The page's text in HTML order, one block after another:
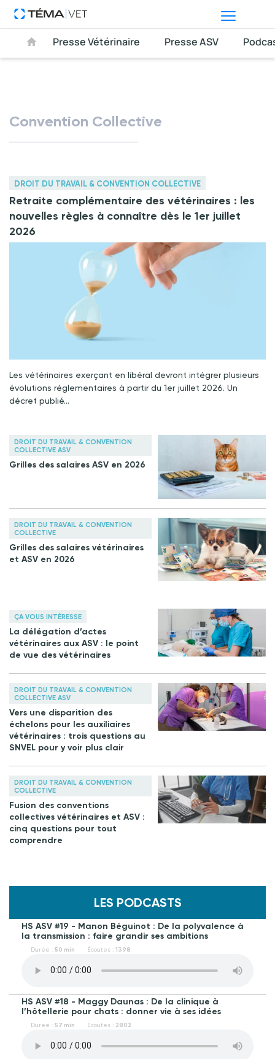
Presse Vétérinaire Presse ASV
Convention Collective
DROIT DU TRAVAIL & CONVENTION COLLECTIVE
Retraite complémentaire des vétérinaires : les
nouvelles règles à connaître dès le 1er juillet
2026
Les vétérinaires exerçant en libéral devront intégrer plusieurs
évolutions réglementaires à partir du 1er juillet 2026. Un
décret publié…
DROIT DU TRAVAIL & CONVENTION
COLLECTIVE ASV
Grilles des salaires ASV en 2026
DROIT DU TRAVAIL & CONVENTION
COLLECTIVE
Grilles des salaires vétérinaires
et ASV en 2026
ÇA VOUS INTÉRESSE
La délégation d’actes
vétérinaires aux ASV : le point
de vue des vétérinaires
DROIT DU TRAVAIL & CONVENTION
COLLECTIVE ASV
Vers une disparition des
échelons pour les auxiliaires
vétérinaires : trois questions au
SNVEL pour y voir plus clair
DROIT DU TRAVAIL & CONVENTION
COLLECTIVE
Fusion des conventions
collectives vétérinaires et ASV :
cinq questions pour tout
comprendre
LES PODCASTS
HS ASV #19 - Manon Béguinot : De la polyvalence à
la transmission : faire grandir ses ambitions
Durée : 50 min Écoutes : 1398
HS ASV #18 - Maggy Daunas : De la clinique à
l’hôtellerie pour chats : donner vie à ses idées
Durée : 57 min Écoutes : 2802